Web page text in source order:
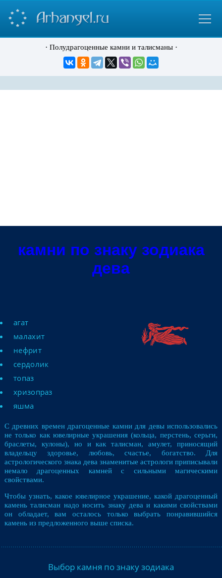
· Полудрагоценные камни и талисманы·
камни по знаку зодиака
дева
агат
малахит
нефрит
сердолик
топаз
хризопраз
яшма
С древних времен драгоценные камни для девы использовались
не только как ювелирные укpашения (кольца, перстень, серьги,
браслеты, кулоны), но и как талисман, амулет, пpиносящий
владельцу здоpовье, любовь, счастье, богатство. Для
астрологического знака дева знаменитые астрологи приписывали
немало драгоценных камней с сильными магическими
свойствами.
Чтобы узнать, какое ювелирное украшение, какой драгоценный
камень талисман надо носить знаку дева и какими свойствами
он обладает, вам осталось только выбрать понравившийся
камень из предложенного выше списка.
Выбор камня по знаку зодиака